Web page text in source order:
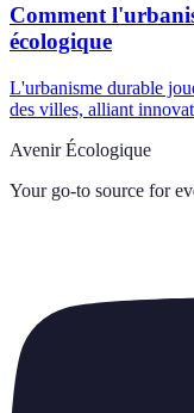
Comment
écologique
L'urbanisme durable
des villes, alliant
Avenir Écologique
Your go-to source for